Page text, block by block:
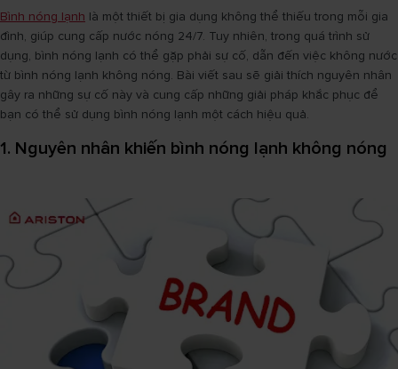
Bình nóng lạnh là một thiết bị gia dụng không thể thiếu trong mỗi gia
đình, giúp cung cấp nước nóng 24/7. Tuy nhiên, trong quá trình sử
dụng, bình nóng lạnh có thể gặp phải sự cố, dẫn đến việc không nước
từ bình nóng lạnh không nóng. Bài viết sau sẽ giải thích nguyên nhân
gây ra những sự cố này và cung cấp những giải pháp khắc phục để
bạn có thể sử dụng bình nóng lạnh một cách hiệu quả.
1. Nguyên nhân khiến bình nóng lạnh không nóng